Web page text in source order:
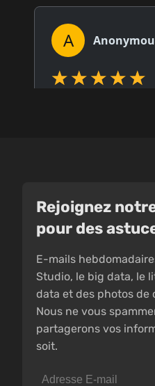
Rejoignez
pour des
E-mails
Studio, le big data, le
data et des photos de
Nous ne vous
partagerons vos
soit.